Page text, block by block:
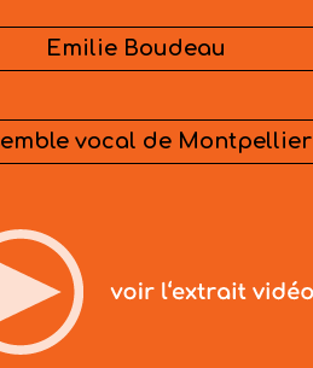
Emilie Boudeau
vocal de Montpellier